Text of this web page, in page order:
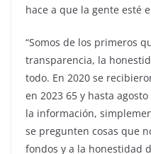
hace a que la gente esté
“Somos de los primeros
transparencia, la
todo. En 2020 se
en 2023 65 y hasta
la información,
se pregunten cosas que
fondos y a la honestidad